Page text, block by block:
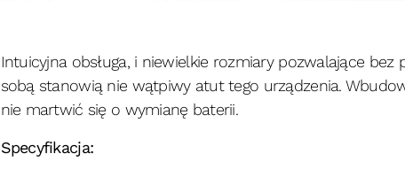
Intuicyjna obsługa, i niewielkie rozmiary pozwalające bez
sobą stanowią nie wątpiwy atut tego urządzenia.
nie martwić się o wymianę baterii.
Specyfikacja: